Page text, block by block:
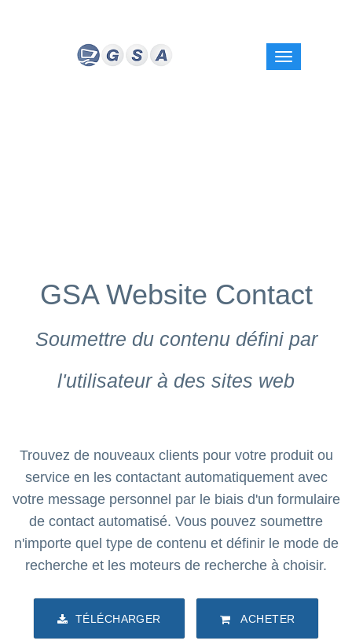
GSA Website Contact
Soumettre du contenu défini par
l'utilisateur à des sites web
Trouvez de nouveaux clients pour votre produit ou
service en les contactant automatiquement avec
votre message personnel par le biais d'un formulaire
de contact automatisé. Vous pouvez soumettre
n'importe quel type de contenu et définir le mode de
recherche et les moteurs de recherche à choisir.
TÉLÉCHARGER ACHETER